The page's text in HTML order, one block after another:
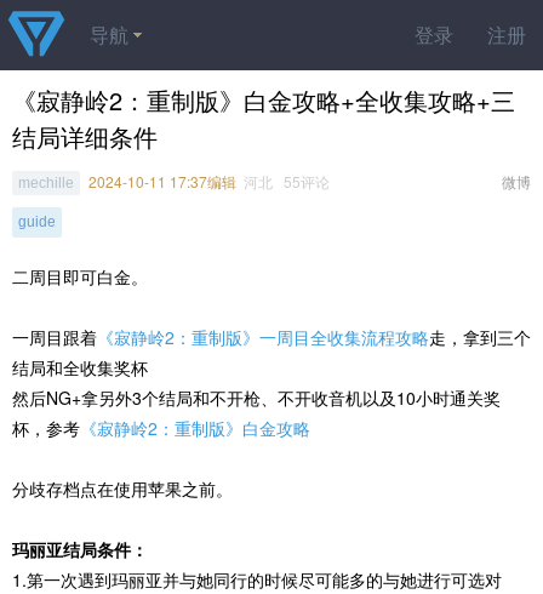
登录 注册
导航
《寂静岭2：重制版》白金攻略+全收集攻略+三
结局详细条件
微博
mechille 2024-10-11 17:37编辑 河北 55评论
guide
二周目即可白金。
一周目跟着 《寂静岭2：重制版》一周目全收集流程攻略走，拿到三个
结局和全收集奖杯
然后NG+拿另外3个结局和不开枪、不开收音机以及10小时通关奖
杯，参考 《寂静岭2：重制版》白金攻略
分歧存档点在使用苹果之前。
玛丽亚结局条件：
1.第一次遇到玛丽亚并与她同行的时候尽可能多的与她进行可选对